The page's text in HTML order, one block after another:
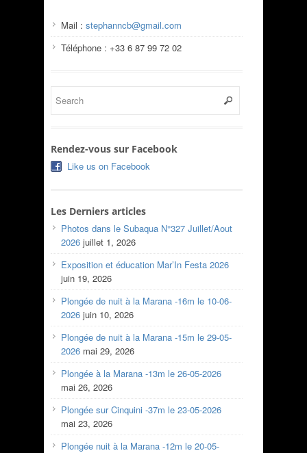
Mail : stephanncb@gmail.com
Téléphone : +33 6 87 99 72 02
Rendez-vous sur Facebook
Like us on Facebook
Les Derniers articles
Photos dans le Subaqua N°327 Juillet/Aout
2026 juillet 1, 2026
Exposition et éducation Mar’In Festa 2026
juin 19, 2026
Plongée de nuit à la Marana -16m le 10-06-
2026 juin 10, 2026
Plongée de nuit à la Marana -15m le 29-05-
2026 mai 29, 2026
Plongée à la Marana -13m le 26-05-2026
mai 26, 2026
Plongée sur Cinquini -37m le 23-05-2026
mai 23, 2026
Plongée nuit à la Marana -12m le 20-05-